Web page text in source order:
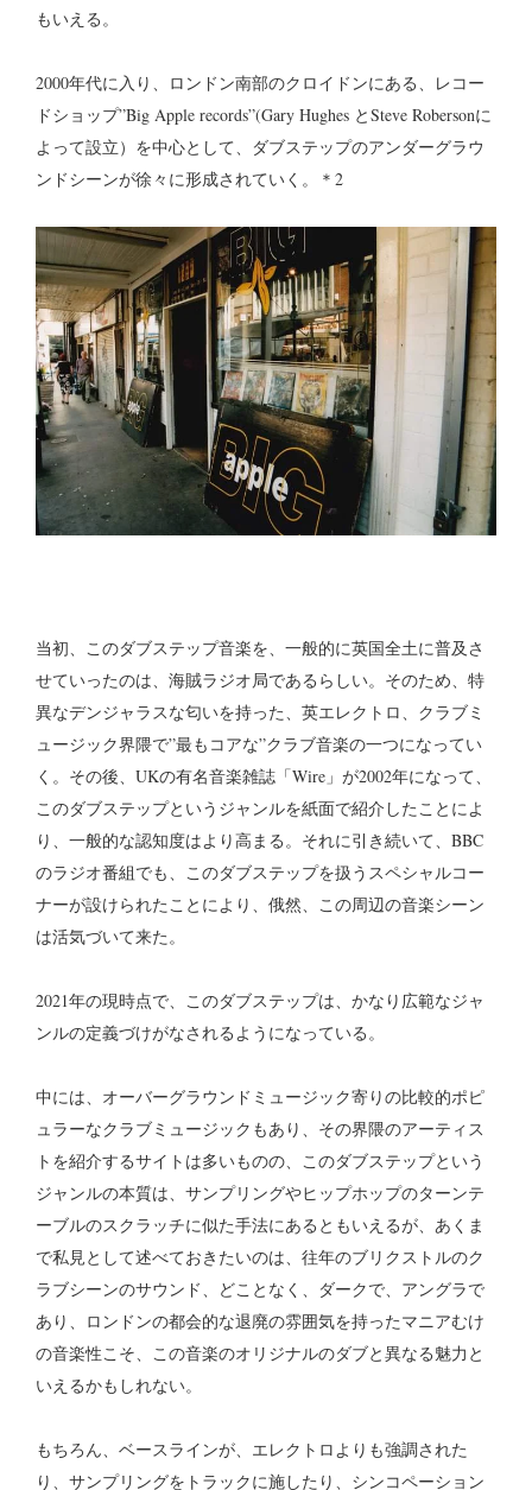
もいえる。
2000年代に入り、ロンドン南部のクロイドンにある、レコー
ドショップ”Big Apple records”(Gary Hughes とSteve Robersonに
よって設立）を中心として、ダブステップのアンダーグラウ
ンドシーンが徐々に形成されていく。＊2
当初、このダブステップ音楽を、一般的に英国全土に普及さ
せていったのは、海賊ラジオ局であるらしい。そのため、特
異なデンジャラスな匂いを持った、英エレクトロ、クラブミ
ュージック界隈で”最もコアな”クラブ音楽の一つになってい
く。その後、UKの有名音楽雑誌「Wire」が2002年になって、
このダブステップというジャンルを紙面で紹介したことによ
り、一般的な認知度はより高まる。それに引き続いて、BBC
のラジオ番組でも、このダブステップを扱うスペシャルコー
ナーが設けられたことにより、俄然、この周辺の音楽シーン
は活気づいて来た。
2021年の現時点で、このダブステップは、かなり広範なジャ
ンルの定義づけがなされるようになっている。
中には、オーバーグラウンドミュージック寄りの比較的ポピ
ュラーなクラブミュージックもあり、その界隈のアーティス
トを紹介するサイトは多いものの、このダブステップという
ジャンルの本質は、サンプリングやヒップホップのターンテ
ーブルのスクラッチに似た手法にあるともいえるが、あくま
で私見として述べておきたいのは、往年のブリクストルのク
ラブシーンのサウンド、どことなく、ダークで、アングラで
あり、ロンドンの都会的な退廃の雰囲気を持ったマニアむけ
の音楽性こそ、この音楽のオリジナルのダブと異なる魅力と
いえるかもしれない。
もちろん、ベースラインが、エレクトロよりも強調された
り、サンプリングをトラックに施したり、シンコペーション